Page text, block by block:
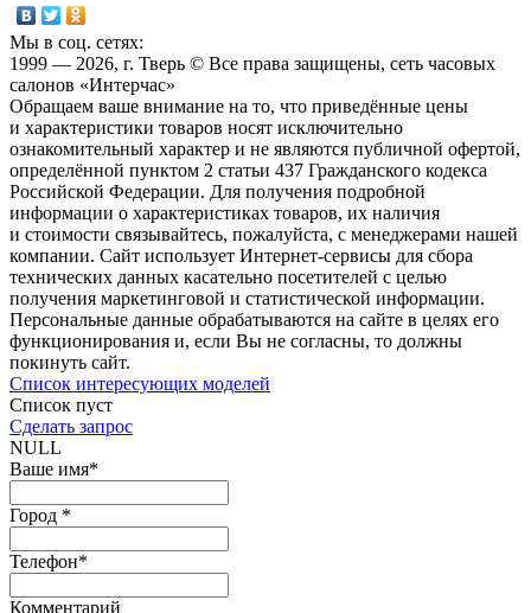
Мы в соц. сетях:
1999 — 2026, г. Тверь © Все права защищены, сеть часовых
салонов «Интерчас»
Обращаем ваше внимание на то, что приведённые цены
и характеристики товаров носят исключительно
ознакомительный характер и не являются публичной офертой,
определённой пунктом 2 статьи 437 Гражданского кодекса
Российской Федерации. Для получения подробной
информации о характеристиках товаров, их наличия
и стоимости связывайтесь, пожалуйста, с менеджерами нашей
компании. Сайт использует Интернет-сервисы для сбора
технических данных касательно посетителей с целью
получения маркетинговой и статистической информации.
Персональные данные обрабатываются на сайте в целях его
функционирования и, если Вы не согласны, то должны
покинуть сайт.
Список интересующих моделей
Список пуст
Сделать запрос
NULL
Ваше имя*
Город *
Телефон*
Комментарий